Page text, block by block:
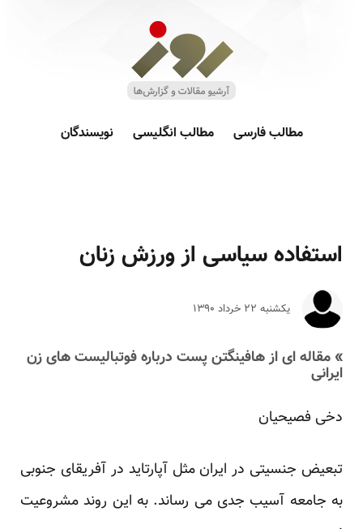
مطالب فارسی مطالب انگلیسی نویسندگان
استفاده سیاسی از ورزش زنان
یکشنبه ۲۲ خرداد ۱۳۹۰
» مقاله ای از هافینگتن پست درباره فوتبالیست های زن
ایرانی
دخی فصیحیان
تبعیض جنسیتی در ایران مثل آپارتاید در آفریقای جنوبی
به جامعه آسیب جدی می رساند. به این روند مشروعیت